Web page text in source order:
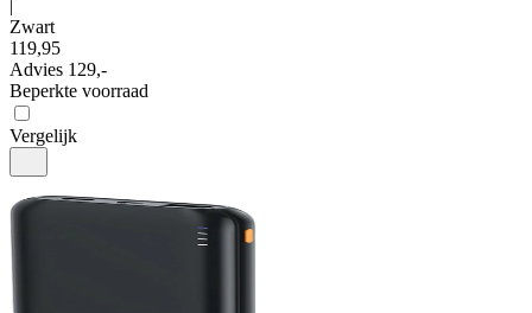
|
Zwart
119,95
Advies 129,-
Beperkte voorraad
Vergelijk